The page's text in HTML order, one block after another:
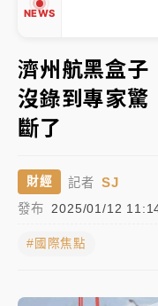
NEWS
數與撮合時間
才續任就飛美國大
到來時引起我的好奇
白海豚颱風解除海
地午後雷雨
分析｜
7月營收甫
標？ 鴻海本週法說
盟 兩大愛徒向他致
中租控股7月營收
▲
▼
濟州航黑盒
沒錄到專家驚
斷了
財經 記者 SJ
發布 2025/01/12
#國際焦點